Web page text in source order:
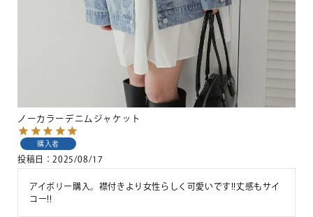
ノーカラーデニムジャケット
購入者
投稿日 2025/08/17
アイボリー購入。襟付きより女性らしく可愛いです!!丈感もサイ
コー!!